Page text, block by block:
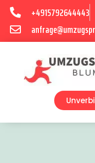
+4915792644443